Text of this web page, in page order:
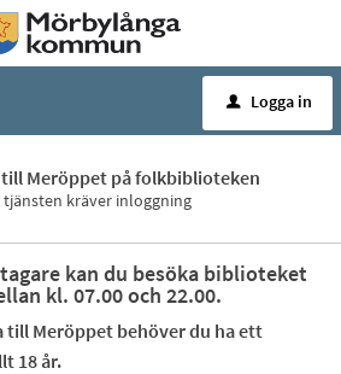
u Logga in
Meröppet på folkbiblioteken
tjänsten kräver inloggning
kan du besöka biblioteket
kl. 07.00 och 22.00.
till Meröppet behöver du ha ett
18 år.